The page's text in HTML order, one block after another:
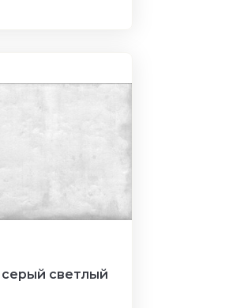
светлый